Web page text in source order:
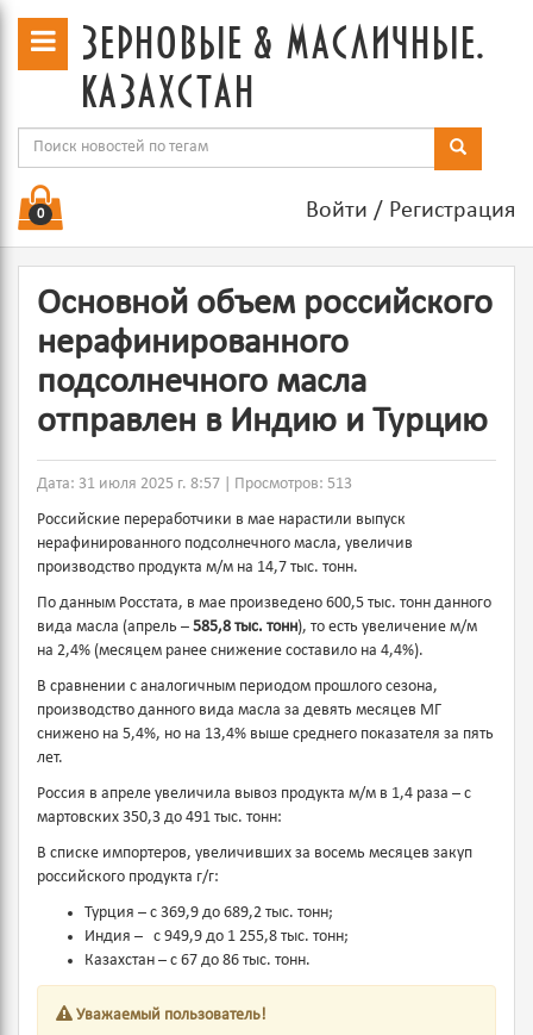
зерновые & масличные.
казахстан
Войти / Регистрация
0
Основной объем российского
нерафинированного
подсолнечного масла
отправлен в Индию и Турцию
Дата: 31 июля 2025 г. 8:57 | Просмотров: 513
Российские переработчики в мае нарастили выпуск
нерафинированного подсолнечного масла, увеличив
производство продукта м/м на 14,7 тыс. тонн.
По данным Росстата, в мае произведено 600,5 тыс. тонн данного
вида масла (апрель – 585,8 тыс. тонн), то есть увеличение м/м
на 2,4% (месяцем ранее снижение составило на 4,4%).
В сравнении с аналогичным периодом прошлого сезона,
производство данного вида масла за девять месяцев МГ
снижено на 5,4%, но на 13,4% выше среднего показателя за пять
лет.
Россия в апреле увеличила вывоз продукта м/м в 1,4 раза – с
мартовских 350,3 до 491 тыс. тонн:
В списке импортеров, увеличивших за восемь месяцев закуп
российского продукта г/г:
Турция – с 369,9 до 689,2 тыс. тонн;
Индия – с 949,9 до 1 255,8 тыс. тонн;
Казахстан – с 67 до 86 тыс. тонн.
Уважаемый пользователь!